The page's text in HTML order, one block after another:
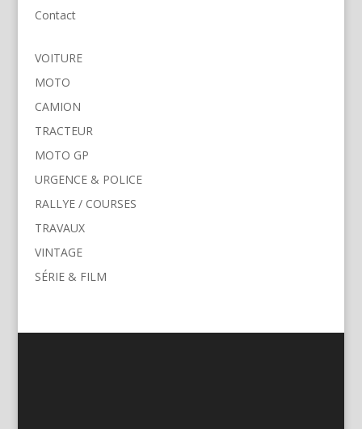
Contact
VOITURE
MOTO
CAMION
TRACTEUR
MOTO GP
URGENCE & POLICE
RALLYE / COURSES
TRAVAUX
VINTAGE
SÉRIE & FILM